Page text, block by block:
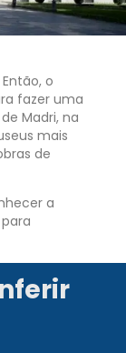
o
fazer uma
Madri, na
mais
de
a